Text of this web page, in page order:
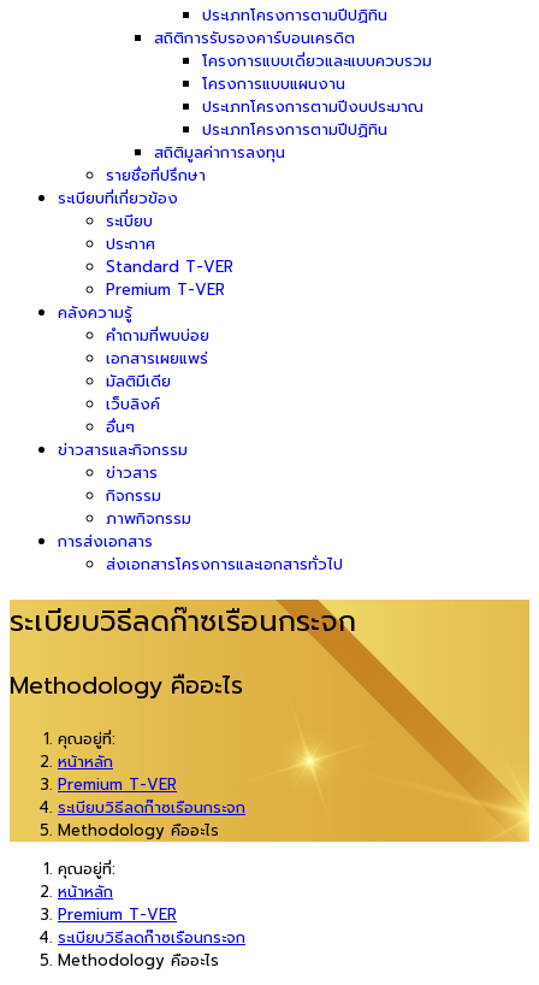
ประเภทโครงการตามปีปฏิทิน
สถิติการรับรองคาร์บอนเครดิต
โครงการแบบเดี่ยวและแบบควบรวม
โครงการแบบแผนงาน
ประเภทโครงการตามปีงบประมาณ
ประเภทโครงการตามปีปฏิทิน
สถิติมูลค่าการลงทุน
รายชื่อที่ปรึกษา
ระเบียบที่เกี่ยวข้อง
ระเบียบ
ประกาศ
Standard T-VER
Premium T-VER
คลังความรู้
คำถามที่พบบ่อย
เอกสารเผยแพร่
มัลติมีเดีย
เว็บลิงค์
อื่นๆ
ข่าวสารและกิจกรรม
ข่าวสาร
กิจกรรม
ภาพกิจกรรม
การส่งเอกสาร
ส่งเอกสารโครงการและเอกสารทั่วไป
ระเบียบวิธีลดก๊าซเรือนกระจก
Methodology คืออะไร
คุณอยู่ที่:
หน้าหลัก
Premium T-VER
ระเบียบวิธีลดก๊าซเรือนกระจก
Methodology คืออะไร
คุณอยู่ที่:
หน้าหลัก
Premium T-VER
ระเบียบวิธีลดก๊าซเรือนกระจก
Methodology คืออะไร